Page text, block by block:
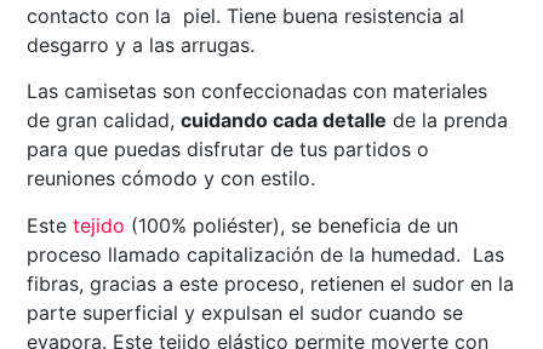
contacto con la piel. Tiene buena resistencia al
desgarro y a las arrugas.
Las camisetas son confeccionadas con materiales
de gran calidad,cuidando cada detalle de la prenda
para que puedas disfrutar de tus partidos o
reuniones cómodo y con estilo.
Estetejido (100% poliéster), se beneficia de un
proceso llamado capitalización de la humedad. Las
fibras, gracias a este proceso, retienen el sudor en la
parte superficial y expulsan el sudor cuando se
evapora. Este tejido elástico permite moverte con